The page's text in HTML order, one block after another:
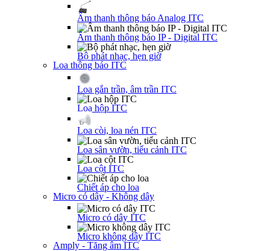
Âm thanh thông báo Analog ITC
Âm thanh thông báo IP - Digital ITC
Bộ phát nhạc, hẹn giờ
Loa thông báo ITC
Loa gắn trần, âm trần ITC
Loa hộp ITC
Loa còi, loa nén ITC
Loa sân vườn, tiểu cảnh ITC
Loa cột ITC
Chiết áp cho loa
Micro có dây - Không dây
Micro có dây ITC
Micro không dây ITC
Amply - Tăng âm ITC